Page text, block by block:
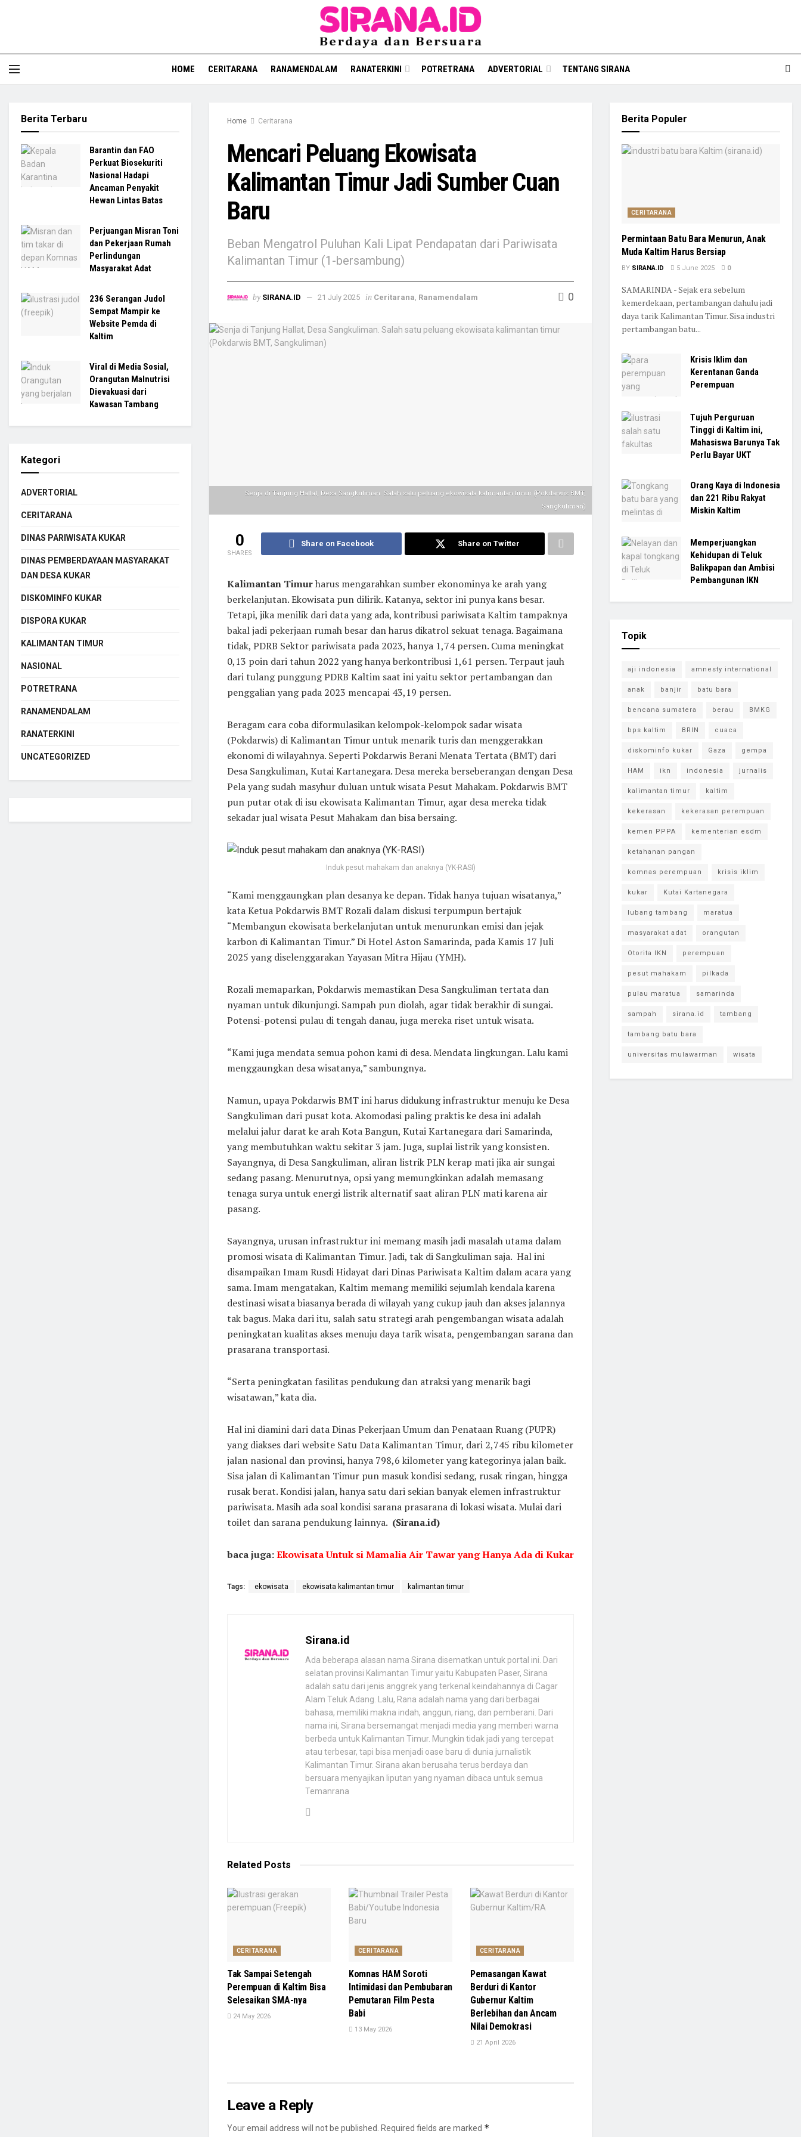
HOME CERITARANA RANAMENDALAM RANATERKINI POTRETRANA ADVERTORIAL TENTANG SIRANA
Home Ceritarana
Mencari Peluang Ekowisata
Kalimantan Timur Jadi Sumber Cuan
Baru
Beban Mengatrol Puluhan Kali Lipat Pendapatan dari Pariwisata
Kalimantan Timur (1-bersambung)
by SIRANA.ID 21 July 2025 in Ceritarana Ranamendalam 0
Senja di Tanjung Hallat, Desa Sangkuliman. Salah satu peluang ekowisata kalimantan timur (Pokdarwis BMT,
Sangkuliman)
0
SHARES
Share on Facebook Share on Twitter
Kalimantan Timurharus mengarahkan sumber ekonominya ke arah yang
berkelanjutan. Ekowisata pun dilirik. Katanya, sektor ini punya kans besar.
Tetapi, jika menilik dari data yang ada, kontribusi pariwisata Kaltim tampaknya
bakal jadi pekerjaan rumah besar dan harus dikatrol sekuat tenaga. Bagaimana
tidak, PDRB Sektor pariwisata pada 2023, hanya 1,74 persen. Cuma meningkat
0,13 poin dari tahun 2022 yang hanya berkontribusi 1,61 persen. Terpaut jauh
dari tulang punggung PDRB Kaltim saat ini yaitu sektor pertambangan dan
penggalian yang pada 2023 mencapai 43,19 persen.
Beragam cara coba diformulasikan kelompok-kelompok sadar wisata
(Pokdarwis) di Kalimantan Timur untuk menarik turis dan menggerakkan
ekonomi di wilayahnya. Seperti Pokdarwis Berani Menata Tertata (BMT) dari
Desa Sangkuliman, Kutai Kartanegara. Desa mereka berseberangan dengan Desa
Pela yang sudah masyhur duluan untuk wisata Pesut Mahakam. Pokdarwis BMT
pun putar otak di isu ekowisata Kalimantan Timur, agar desa mereka tidak
sekadar jual wisata Pesut Mahakam dan bisa bersaing.
Induk pesut mahakam dan anaknya (YK-RASI)
“Kami menggaungkan plan desanya ke depan. Tidak hanya tujuan wisatanya,”
kata Ketua Pokdarwis BMT Rozali dalam diskusi terpumpun bertajuk
“Membangun ekowisata berkelanjutan untuk menurunkan emisi dan jejak
karbon di Kalimantan Timur.” Di Hotel Aston Samarinda, pada Kamis 17 Juli
2025 yang diselenggarakan Yayasan Mitra Hijau (YMH).
Rozali memaparkan, Pokdarwis memastikan Desa Sangkuliman tertata dan
nyaman untuk dikunjungi. Sampah pun diolah, agar tidak berakhir di sungai.
Potensi-potensi pulau di tengah danau, juga mereka riset untuk wisata.
“Kami juga mendata semua pohon kami di desa. Mendata lingkungan. Lalu kami
menggaungkan desa wisatanya,” sambungnya.
Namun, upaya Pokdarwis BMT ini harus didukung infrastruktur menuju ke Desa
Sangkuliman dari pusat kota. Akomodasi paling praktis ke desa ini adalah
melalui jalur darat ke arah Kota Bangun, Kutai Kartanegara dari Samarinda,
yang membutuhkan waktu sekitar 3 jam. Juga, suplai listrik yang konsisten.
Sayangnya, di Desa Sangkuliman, aliran listrik PLN kerap mati jika air sungai
sedang pasang. Menurutnya, opsi yang memungkinkan adalah memasang
tenaga surya untuk energi listrik alternatif saat aliran PLN mati karena air
pasang.
Sayangnya, urusan infrastruktur ini memang masih jadi masalah utama dalam
promosi wisata di Kalimantan Timur. Jadi, tak di Sangkuliman saja. Hal ini
disampaikan Imam Rusdi Hidayat dari Dinas Pariwisata Kaltim dalam acara yang
sama. Imam mengatakan, Kaltim memang memiliki sejumlah kendala karena
destinasi wisata biasanya berada di wilayah yang cukup jauh dan akses jalannya
tak bagus. Maka dari itu, salah satu strategi arah pengembangan wisata adalah
peningkatan kualitas akses menuju daya tarik wisata, pengembangan sarana dan
prasarana transportasi.
“Serta peningkatan fasilitas pendukung dan atraksi yang menarik bagi
wisatawan,” kata dia.
Hal ini diamini dari data Dinas Pekerjaan Umum dan Penataan Ruang (PUPR)
yang diakses dari website Satu Data Kalimantan Timur, dari 2,745 ribu kilometer
jalan nasional dan provinsi, hanya 798,6 kilometer yang kategorinya jalan baik.
Sisa jalan di Kalimantan Timur pun masuk kondisi sedang, rusak ringan, hingga
rusak berat. Kondisi jalan, hanya satu dari sekian banyak elemen infrastruktur
pariwisata. Masih ada soal kondisi sarana prasarana di lokasi wisata. Mulai dari
toilet dan sarana pendukung lainnya. (Sirana.id)
baca juga:Ekowisata Untuk si Mamalia Air Tawar yang Hanya Ada di Kukar
Tags: ekowisata ekowisata kalimantan timur kalimantan timur
Sirana.id
Ada beberapa alasan nama Sirana disematkan untuk portal ini. Dari
selatan provinsi Kalimantan Timur yaitu Kabupaten Paser, Sirana
adalah satu dari jenis anggrek yang terkenal keindahannya di Cagar
Alam Teluk Adang. Lalu, Rana adalah nama yang dari berbagai
bahasa, memiliki makna indah, anggun, riang, dan pemberani. Dari
nama ini, Sirana bersemangat menjadi media yang memberi warna
berbeda untuk Kalimantan Timur. Mungkin tidak jadi yang tercepat
atau terbesar, tapi bisa menjadi oase baru di dunia jurnalistik
Kalimantan Timur. Sirana akan berusaha terus berdaya dan
bersuara menyajikan liputan yang nyaman dibaca untuk semua
Temanrana
Related Posts
CERITARANA
Tak Sampai Setengah
Perempuan di Kaltim Bisa
Selesaikan SMA-nya
24 May 2026
CERITARANA
Komnas HAM Soroti
Intimidasi dan Pembubaran
Pemutaran Film Pesta
Babi
13 May 2026
CERITARANA
Pemasangan Kawat
Berduri di Kantor
Gubernur Kaltim
Berlebihan dan Ancam
Nilai Demokrasi
21 April 2026
Leave a Reply
Your email address will not be published. Required fields are marked *
Berita Terbaru
Barantin dan FAO
Perkuat Biosekuriti
Nasional Hadapi
Ancaman Penyakit
Hewan Lintas Batas
Perjuangan Misran Toni
dan Pekerjaan Rumah
Perlindungan
Masyarakat Adat
236 Serangan Judol
Sempat Mampir ke
Website Pemda di
Kaltim
Viral di Media Sosial,
Orangutan Malnutrisi
Dievakuasi dari
Kawasan Tambang
Kategori
ADVERTORIAL
CERITARANA
DINAS PARIWISATA KUKAR
DINAS PEMBERDAYAAN MASYARAKAT
DAN DESA KUKAR
DISKOMINFO KUKAR
DISPORA KUKAR
KALIMANTAN TIMUR
NASIONAL
POTRETRANA
RANAMENDALAM
RANATERKINI
UNCATEGORIZED
Berita Populer
CERITARANA
Permintaan Batu Bara Menurun, Anak
Muda Kaltim Harus Bersiap
BY SIRANA.ID 5 June 2025 0
SAMARINDA - Sejak era sebelum
kemerdekaan, pertambangan dahulu jadi
daya tarik Kalimantan Timur. Sisa industri
pertambangan batu...
Krisis Iklim dan
Kerentanan Ganda
Perempuan
Tujuh Perguruan
Tinggi di Kaltim ini,
Mahasiswa Barunya Tak
Perlu Bayar UKT
Orang Kaya di Indonesia
dan 221 Ribu Rakyat
Miskin Kaltim
Memperjuangkan
Kehidupan di Teluk
Balikpapan dan Ambisi
Pembangunan IKN
Topik
aji indonesia amnesty international
anak banjir batu bara
bencana sumatera berau BMKG
bps kaltim BRIN cuaca
diskominfo kukar Gaza gempa
HAM ikn indonesia jurnalis
kalimantan timur kaltim
kekerasan kekerasan perempuan
kemen PPPA kementerian esdm
ketahanan pangan
komnas perempuan krisis iklim
kukar Kutai Kartanegara
lubang tambang maratua
masyarakat adat orangutan
Otorita IKN perempuan
pesut mahakam pilkada
pulau maratua samarinda
sampah sirana.id tambang
tambang batu bara
universitas mulawarman wisata